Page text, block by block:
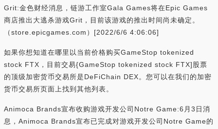
Grit:金色财经消息，链游工作室Gala Games将在Epic Games
商店推出大逃杀游戏Grit，目前该游戏的推出时间尚未确定。
（store.epicgames.com）[2022/6/6 4:06:06]
如果你想知道在哪里以当前价格购买GameStop tokenized
stock FTX，目前交易{GameStop tokenized stock FTX]股票
的顶级加密货币交易所是DeFiChain DEX。您可以在我们的加密
货币交易所页面上找到其他列表。
Animoca Brands宣布收购游戏开发公司Notre Game:6月3日消
息，Animoca Brands宣布已完成对游戏开发公司Notre Game的